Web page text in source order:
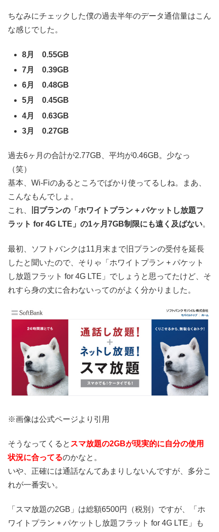
ちなみにチェックした僕の過去半年のデータ通信量はこん
な感じでした。
8月 0.55GB
7月 0.39GB
6月 0.48GB
5月 0.45GB
4月 0.63GB
3月 0.27GB
過去6ヶ月の合計が2.77GB、平均が0.46GB。少なっ
（笑）
基本、Wi-Fiのあるところでばかり使ってるしね。まあ、
こんなもんでしょ。
これ、
旧プランの「ホワイトプラン + パケットし放題フ
ラット for 4G LTE」の1ヶ月7GB制限にも遠く及ばない。
最初、ソフトバンクは11月末まで旧プランの受付を延長
したと聞いたので、そりゃ「ホワイトプラン + パケット
し放題フラット for 4G LTE」でしょうと思ってたけど、そ
れすら身の丈に合わないってのがよく分かりました。
※画像は公式ページより引用
そうなってくると スマ放題の2GBが現実的に自分の使用
状況に合ってるのかなと。
いや、正確には通話なんてあまりしないんですが、多分こ
れが一番安い。
「スマ放題の2GB」は総額6500円（税別）ですが、「ホ
ワイトプラン + パケットし放題フラット for 4G LTE」も